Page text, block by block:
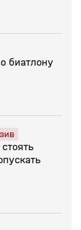
биатлону